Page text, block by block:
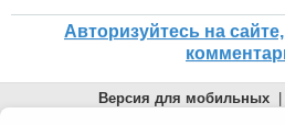
Авторизуйтесь на
Версия для мобильных